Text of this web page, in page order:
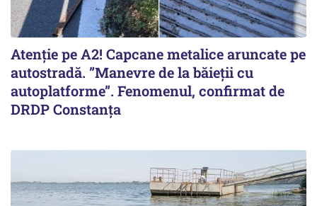
Atenție pe A2! Capcane metalice aruncate pe
autostradă. ”Manevre de la băieții cu
autoplatforme”. Fenomenul, confirmat de
DRDP Constanța